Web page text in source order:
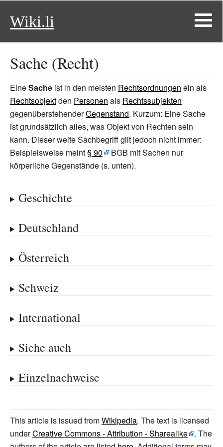
Wiki.li
Sache (Recht)
EineSache ist in den meisten Rechtsordnungen ein als
Rechtsobjektden Personen als Rechtssubjekten
gegenüberstehenderGegenstand. Kurzum: Eine Sache
ist grundsätzlich alles, was Objekt von Rechten sein
kann. Dieser weite Sachbegriff gilt jedoch nicht immer:
Beispielsweise meint§ 90
BGB mit Sachen nur
körperliche Gegenstände (s. unten).
Geschichte
Deutschland
Österreich
Schweiz
International
Siehe auch
Einzelnachweise
This article is issued fromWikipedia. The text is licensed
underCreative Commons - Attribution - Sharealike
. The